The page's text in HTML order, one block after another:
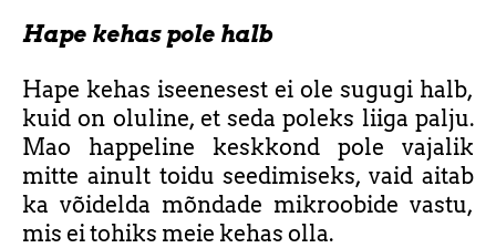
Hape kehas pole halb
Hape kehas iseenesest ei ole sugugi halb,
kuid on oluline, et seda poleks liiga palju.
Mao happeline keskkond pole vajalik
mitte ainult toidu seedimiseks, vaid aitab
ka võidelda mõndade mikroobide vastu,
mis ei tohiks meie kehas olla.